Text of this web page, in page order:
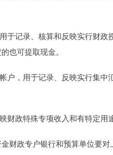
记录、核算和反映实行财政
也可提取现金。
，用于记录、反映实行集中
政特殊专项收入和有特定用
政专户银行和预算单位要对